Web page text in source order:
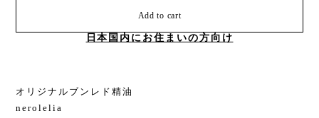
Add to cart
日本国内にお住まいの方向け
オリジナルブンレド精油
nerolelia